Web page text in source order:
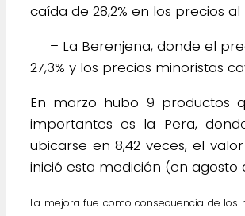
caída de 28,2% en los precios al
– La Berenjena, donde el
27,3% y los precios minoristas
En marzo hubo 9 productos
importantes es la Pera,
ubicarse en 8,42 veces, el
inició esta medición (en agosto
La mejora fue como consecuencia de